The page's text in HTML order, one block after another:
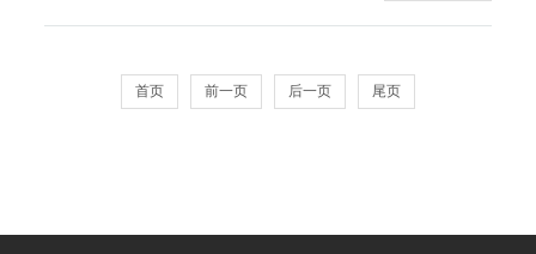
首页 前一页 后一页 尾页